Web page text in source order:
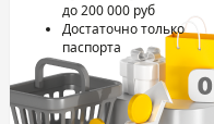
до 200 000 руб
Достаточно только
паспорта